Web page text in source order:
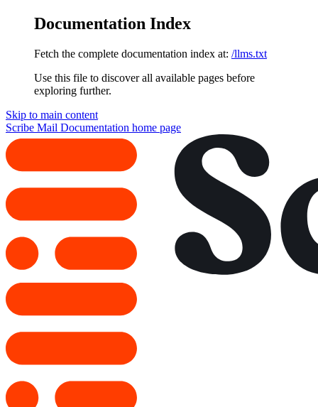
Documentation Index
Fetch the complete documentation index at: /llms.txt
Use this file to discover all available pages before
exploring further.
Skip to main content
Scribe Mail Documentation home page